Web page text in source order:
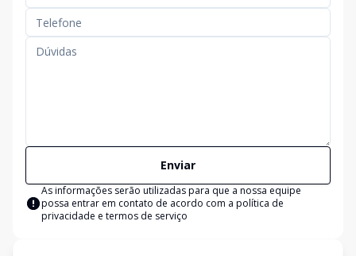
Enviar
As informações serão utilizadas para que a nossa equipe
possa entrar em contato de acordo com a política de
privacidade e termos de serviço